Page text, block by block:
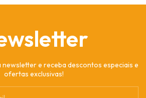
e receba descontos especiais e
ofertas exclusivas!